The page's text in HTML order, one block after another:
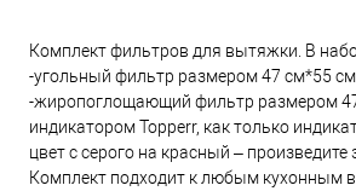
Комплект фильтров для вытяжки. В
-угольный фильтр размером 47 см*55 см
-жиропоглощающий фильтр размером
индикатором Topperr, как только
цвет с серого на красный – произведите
Комплект подходит к любым кухонным